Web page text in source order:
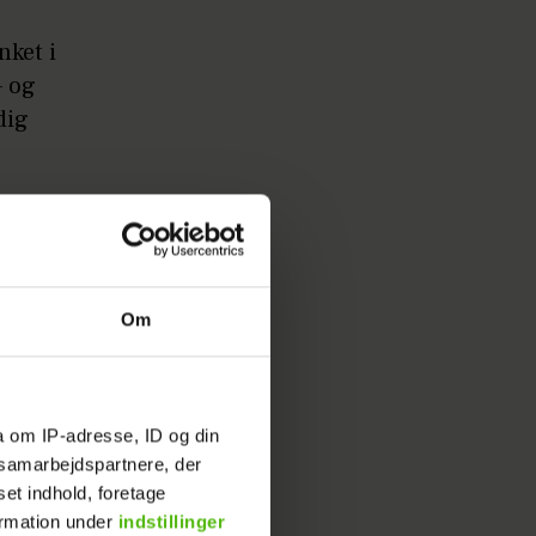
Om
om IP-adresse, ID og din
der
indhold, foretage
under indstillinger
i
og
de
helt
lige